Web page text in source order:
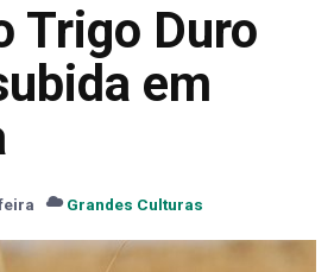
Trigo Duro
em
Grandes Culturas